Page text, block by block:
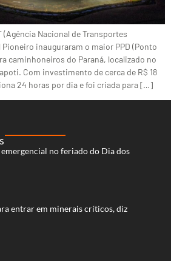
(Agência Nacional de Transportes
Pioneiro inauguraram o maior PPD (Ponto
caminhoneiros do Paraná, localizado no
Com investimento de cerca de R$ 18
24 horas por dia e foi criada para […]
no feriado do Dia dos
entrar em minerais críticos, diz